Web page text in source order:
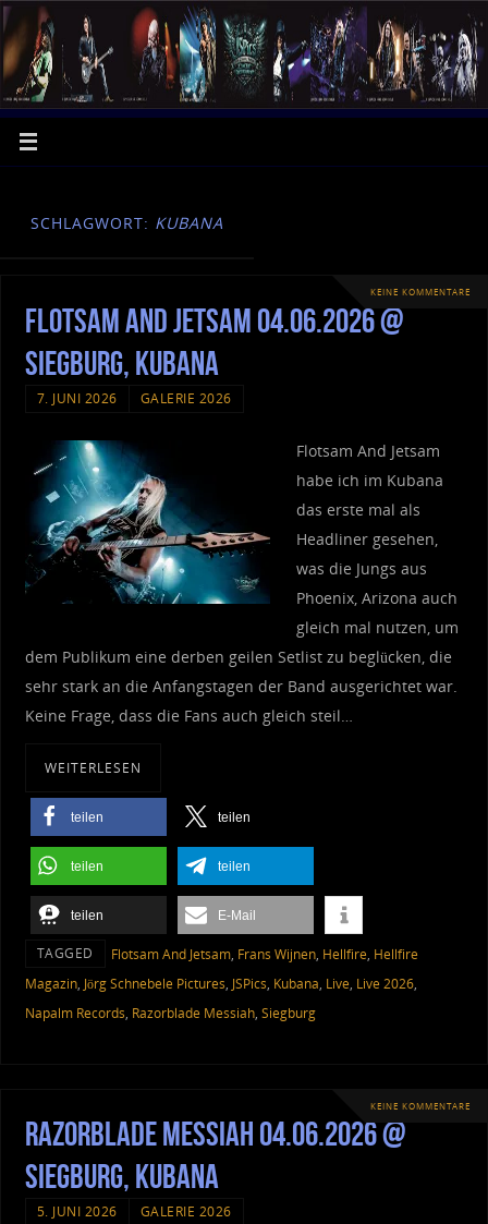
SCHLAGWORT: KUBANA
KEINE KOMMENTARE
Flotsam And Jetsam 04.06.2026 @
Siegburg, Kubana
7. JUNI 2026 GALERIE 2026
Flotsam And Jetsam
habe ich im Kubana
das erste mal als
Headliner gesehen,
was die Jungs aus
Phoenix, Arizona auch
gleich mal nutzen, um
dem Publikum eine derben geilen Setlist zu beglücken, die
sehr stark an die Anfangstagen der Band ausgerichtet war.
Keine Frage, dass die Fans auch gleich steil…
WEITERLESEN
teilen teilen
teilen teilen
teilen E-Mail
TAGGED Flotsam And Jetsam, Frans Wijnen, Hellfire, Hellfire
Magazin, Jörg Schnebele Pictures, JSPics, Kubana, Live, Live 2026,
Napalm Records, Razorblade Messiah, Siegburg
KEINE KOMMENTARE
Razorblade Messiah 04.06.2026 @
Siegburg, Kubana
5. JUNI 2026 GALERIE 2026